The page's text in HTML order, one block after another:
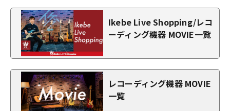
Ikebe Live Shopping/レコ
ーディング機器 MOVIE一覧
レコーディング機器 MOVIE
一覧